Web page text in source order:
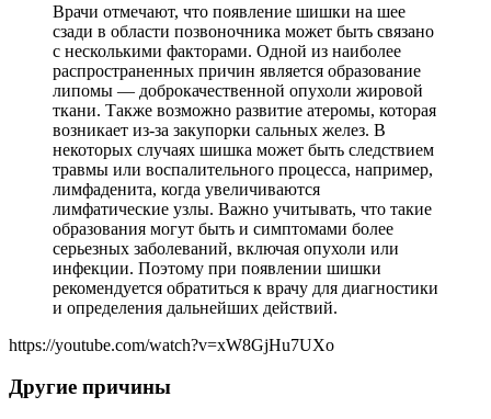
Врачи отмечают, что появление шишки на шее
сзади в области позвоночника может быть связано
с несколькими факторами. Одной из наиболее
распространенных причин является образование
липомы — доброкачественной опухоли жировой
ткани. Также возможно развитие атеромы, которая
возникает из-за закупорки сальных желез. В
некоторых случаях шишка может быть следствием
травмы или воспалительного процесса, например,
лимфаденита, когда увеличиваются
лимфатические узлы. Важно учитывать, что такие
образования могут быть и симптомами более
серьезных заболеваний, включая опухоли или
инфекции. Поэтому при появлении шишки
рекомендуется обратиться к врачу для диагностики
и определения дальнейших действий.
https://youtube.com/watch?v=xW8GjHu7UXo
Другие причины